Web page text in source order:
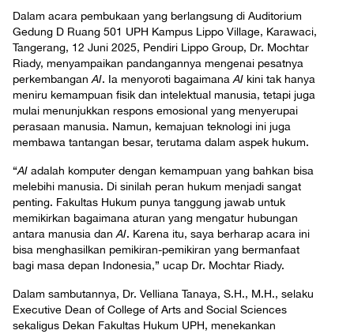
Dalam acara pembukaan yang berlangsung di Auditorium
Gedung D Ruang 501 UPH Kampus Lippo Village, Karawaci,
Tangerang, 12 Juni 2025, Pendiri Lippo Group, Dr. Mochtar
Riady, menyampaikan pandangannya mengenai pesatnya
perkembangan AI. Ia menyoroti bagaimana AI kini tak hanya
meniru kemampuan fisik dan intelektual manusia, tetapi juga
mulai menunjukkan respons emosional yang menyerupai
perasaan manusia. Namun, kemajuan teknologi ini juga
membawa tantangan besar, terutama dalam aspek hukum.
“AI adalah komputer dengan kemampuan yang bahkan bisa
melebihi manusia. Di sinilah peran hukum menjadi sangat
penting. Fakultas Hukum punya tanggung jawab untuk
memikirkan bagaimana aturan yang mengatur hubungan
antara manusia dan AI. Karena itu, saya berharap acara ini
bisa menghasilkan pemikiran-pemikiran yang bermanfaat
bagi masa depan Indonesia,” ucap Dr. Mochtar Riady.
Dalam sambutannya, Dr. Velliana Tanaya, S.H., M.H., selaku
Executive Dean of College of Arts and Social Sciences
sekaligus Dekan Fakultas Hukum UPH, menekankan